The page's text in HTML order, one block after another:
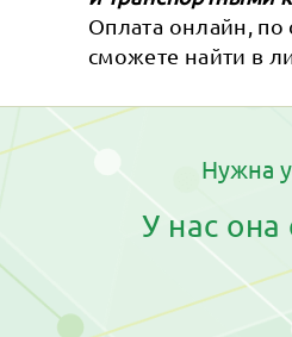
Оплата онлайн,
сможете найти в
Нужна
У нас